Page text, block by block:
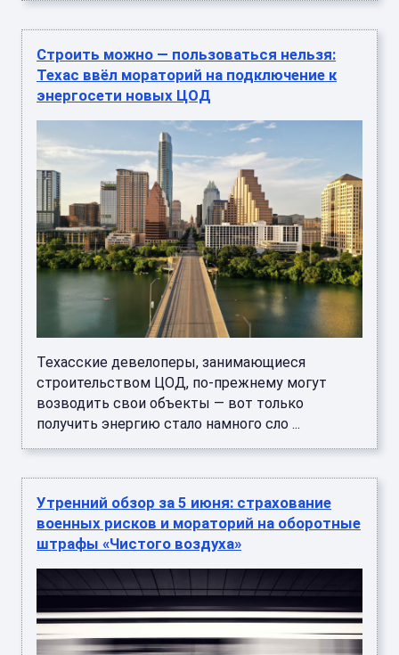
Строить можно — пользоваться нельзя:
Техас ввёл мораторий на подключение к
энергосети новых ЦОД
Техасские девелоперы, занимающиеся
строительством ЦОД, по-прежнему могут
возводить свои объекты — вот только
получить энергию стало намного сло ...
Утренний обзор за 5 июня: страхование
военных рисков и мораторий на оборотные
штрафы «Чистого воздуха»